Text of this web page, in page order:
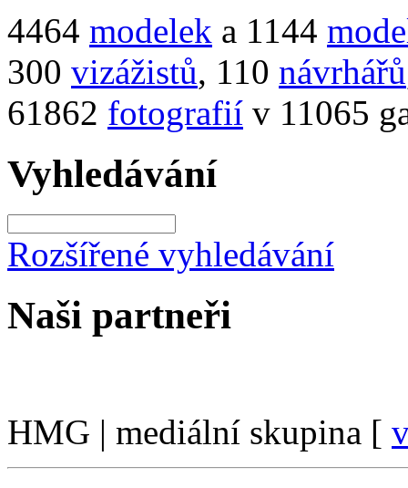
4464 modelek a 1144
300 vizážistů, 110 návrhářů
61862 fotografií v 11065
Vyhledávání
Rozšířené vyhledávání
Naši partneři
HMG | mediální skupina [